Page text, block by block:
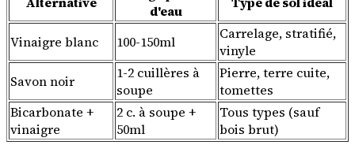
d'eau
Vinaigre blanc 100-150ml
Carrelage, stratifié,
vinyle
Savon noir
1-2 cuillères à
soupe
Pierre, terre cuite,
tomettes
Bicarbonate +
vinaigre
2 c. à soupe +
50ml
Tous types (sauf
bois brut)